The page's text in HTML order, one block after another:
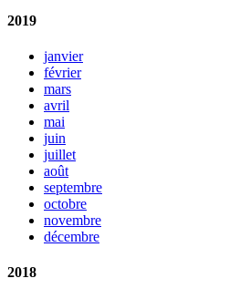
2019
janvier
février
mars
avril
mai
juin
juillet
août
septembre
octobre
novembre
décembre
2018